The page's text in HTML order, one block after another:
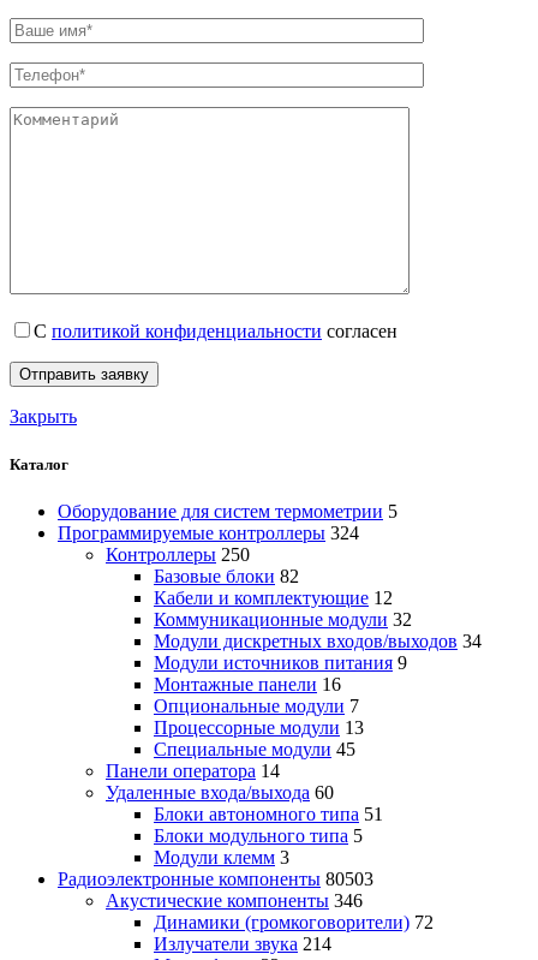
С политикой конфиденциальности согласен
Закрыть
Каталог
Оборудование для систем термометрии 5
Программируемые контроллеры 324
Контроллеры 250
Базовые блоки 82
Кабели и комплектующие 12
Коммуникационные модули 32
Модули дискретных входов/выходов 34
Модули источников питания 9
Монтажные панели 16
Опциональные модули 7
Процессорные модули 13
Специальные модули 45
Панели оператора 14
Удаленные входа/выхода 60
Блоки автономного типа 51
Блоки модульного типа 5
Модули клемм 3
Радиоэлектронные компоненты 80503
Акустические компоненты 346
Динамики (громкоговорители) 72
Излучатели звука 214